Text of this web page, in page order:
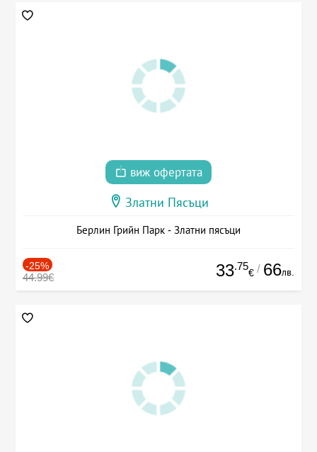
виж офертата
Златни Пясъци
Берлин Грийн Парк - Златни пясъци
-25%
44.99€ 33.75
€ / 66лв.